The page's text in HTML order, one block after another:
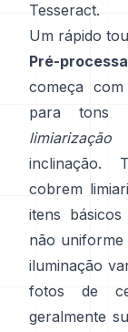
Tesseract.
Um rápido
Pré-
começa
para tons
limiarização
inclinação.
cobrem
itens
não uniforme
iluminação
fotos de
geralmente